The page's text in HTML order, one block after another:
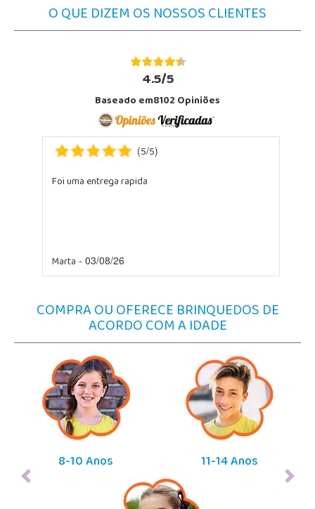
O QUE DIZEM OS NOSSOS CLIENTES
4.5/5
Baseado em8102 Opiniões
(5/5)
Foi uma entrega rapida
Marta - 03/08/26
COMPRA OU OFERECE BRINQUEDOS DE
ACORDO COM A IDADE
8-10 Anos 11-14 Anos